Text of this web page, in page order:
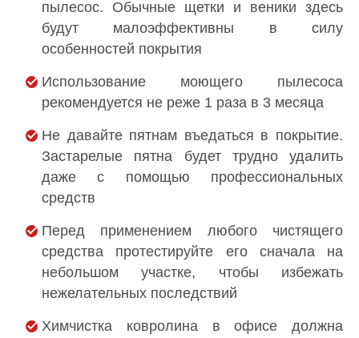
пылесос. Обычные щетки и веники здесь
будут малоэффективны в силу
особенностей покрытия
Использование моющего пылесоса
рекомендуется не реже 1 раза в 3 месяца
Не давайте пятнам въедаться в покрытие.
Застарелые пятна будет трудно удалить
даже с помощью профессиональных
средств
Перед применением любого чистящего
средства протестируйте его сначала на
небольшом участке, чтобы избежать
нежелательных последствий
Химчистка ковролина в офисе должна